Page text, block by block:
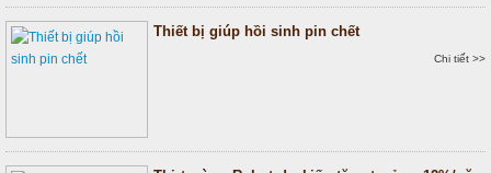
Thiết bị giúp hồi sinh pin chết
Chi tiết >>